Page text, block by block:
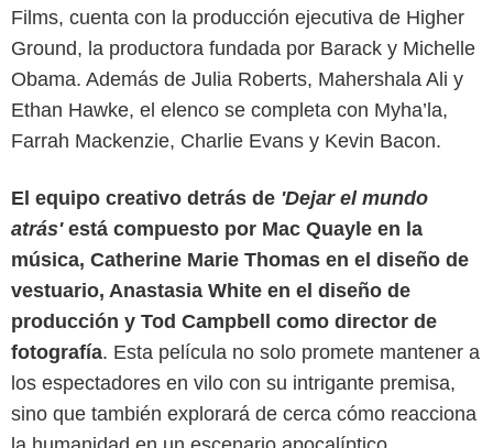
Films, cuenta con la producción ejecutiva de Higher
Ground, la productora fundada por Barack y Michelle
Obama. Además de Julia Roberts, Mahershala Ali y
Ethan Hawke, el elenco se completa con Myha’la,
Farrah Mackenzie, Charlie Evans y Kevin Bacon.
El equipo creativo detrás de 'Dejar el mundo
atrás'está compuesto por Mac Quayle en la
música, Catherine Marie Thomas en el diseño de
vestuario, Anastasia White en el diseño de
producción y Tod Campbell como director de
fotografía. Esta película no solo promete mantener a
los espectadores en vilo con su intrigante premisa,
sino que también explorará de cerca cómo reacciona